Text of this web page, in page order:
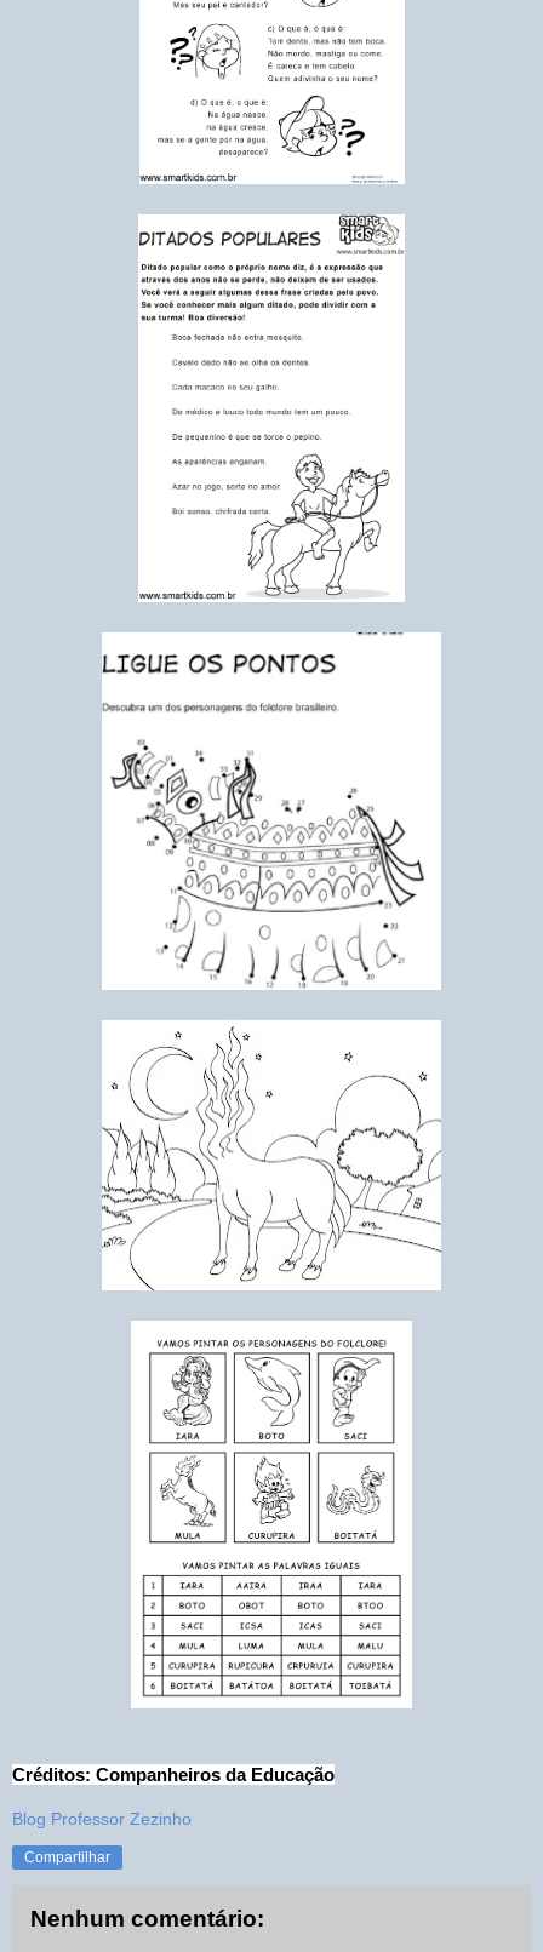
Créditos: Companheiros da Educação
Blog Professor Zezinho
Compartilhar
Nenhum comentário: